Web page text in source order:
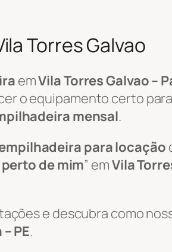
Torres Galvao
emVila Torres Galvao –
o equipamento certo
mensal.
para locação
de mim” emVila
e descubra como
PE.